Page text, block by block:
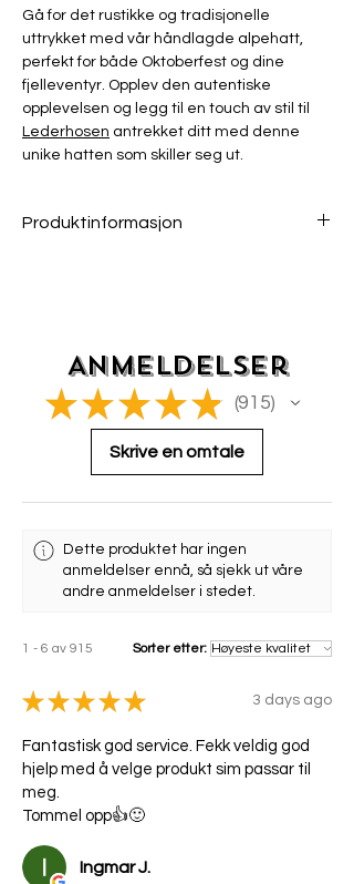
Gå for det rustikke og tradisjonelle
uttrykket med vår håndlagde alpehatt,
perfekt for både Oktoberfest og dine
fjelleventyr. Opplev den autentiske
opplevelsen og legg til en touch av stil til
Lederhosen antrekket ditt med denne
unike hatten som skiller seg ut.
Produktinformasjon
Du har 14 dagers retur- og bytterett om
varen er i sin opprinnelige stand og ubrukt.
Anmeldelser
★ ★ ★ ★ ★ 915
915
Skrive en omtale
Dette produktet har ingen
anmeldelser ennå, så sjekk ut våre
andre anmeldelser i stedet.
1 - 6 av 915 Sorter etter:
★ ★ ★ ★ ★ 3 days ago
Fantastisk god service. Fekk veldig god
hjelp med å velge produkt sim passar til
meg.
Tommel opp👍🙂
Ingmar J.